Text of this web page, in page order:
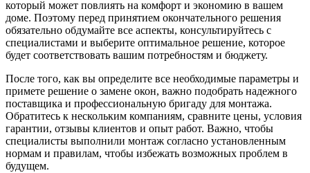
который может повлиять на комфорт и экономию в вашем
доме. Поэтому перед принятием окончательного решения
обязательно обдумайте все аспекты, консультируйтесь с
специалистами и выберите оптимальное решение, которое
будет соответствовать вашим потребностям и бюджету.
После того, как вы определите все необходимые параметры и
примете решение о замене окон, важно подобрать надежного
поставщика и профессиональную бригаду для монтажа.
Обратитесь к нескольким компаниям, сравните цены, условия
гарантии, отзывы клиентов и опыт работ. Важно, чтобы
специалисты выполнили монтаж согласно установленным
нормам и правилам, чтобы избежать возможных проблем в
будущем.